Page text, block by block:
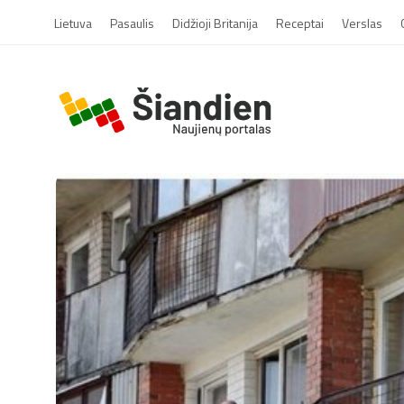
Lietuva Pasaulis Didžioji Britanija Receptai Verslas
S
a
n
d
i
e